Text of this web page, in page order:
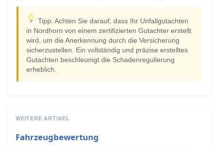
Tipp: Achten Sie darauf, dass Ihr Unfallgutachten
in Nordhorn von einem zertifizierten Gutachter erstellt
wird, um die Anerkennung durch die Versicherung
sicherzustellen. Ein vollständig und präzise erstelltes
Gutachten beschleunigt die Schadenregulierung
erheblich.
WEITERE ARTIKEL
Fahrzeugbewertung